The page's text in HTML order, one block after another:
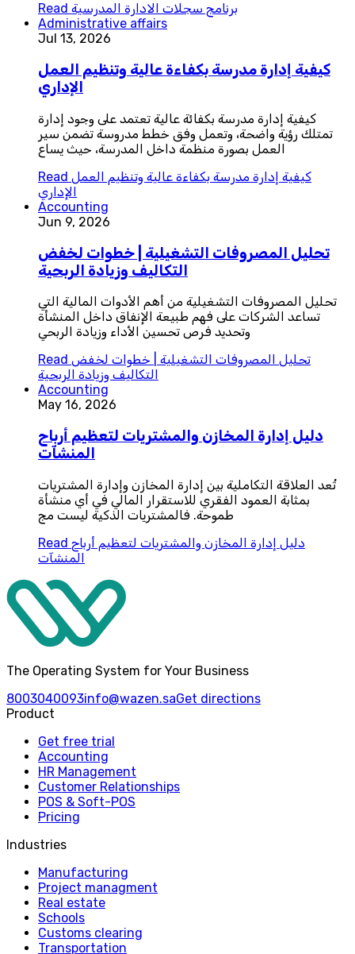
Read برنامج سجلات الادارة المدرسية
Administrative affairs
Jul 13, 2026
كيفية إدارة مدرسة بكفاءة عالية وتنظيم العمل
الإداري
كيفية إدارة مدرسة بكفائة عالية تعتمد على وجود إدارة
تمتلك رؤية واضحة، وتعمل وفق خطط مدروسة تضمن سير
العمل بصورة منظمة داخل المدرسة، حيث يساع
Read كيفية إدارة مدرسة بكفاءة عالية وتنظيم العمل
الإداري
Accounting
Jun 9, 2026
تحليل المصروفات التشغيلية | خطوات لخفض
التكاليف وزيادة الربحية
تحليل المصروفات التشغيلية من أهم الأدوات المالية التي
تساعد الشركات على فهم طبيعة الإنفاق داخل المنشأة
وتحديد فرص تحسين الأداء وزيادة الربحي
Read تحليل المصروفات التشغيلية | خطوات لخفض
التكاليف وزيادة الربحية
Accounting
May 16, 2026
دليل إدارة المخازن والمشتريات لتعظيم أرباح
المنشآت
تُعد العلاقة التكاملية بين إدارة المخازن وإدارة المشتريات
بمثابة العمود الفقري للاستقرار المالي في أي منشأة
طموحة. فالمشتريات الذكية ليست مج
Read دليل إدارة المخازن والمشتريات لتعظيم أرباح
المنشآت
The Operating System for Your Business
8003040093info@wazen.saGet directions
Product
Get free trial
Accounting
HR Management
Customer Relationships
POS & Soft-POS
Pricing
Industries
Manufacturing
Project managment
Real estate
Schools
Customs clearing
Transportation